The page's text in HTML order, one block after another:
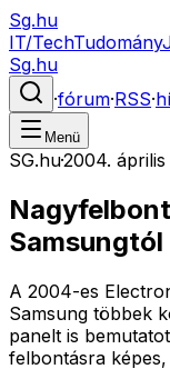
Sg.hu
IT/TechTudomány
Sg.hu
·fórum·RSS·
Menü
SG.hu·2004. április
Samsungtól
A 2004-es
Samsung többek
panelt is
felbontásra